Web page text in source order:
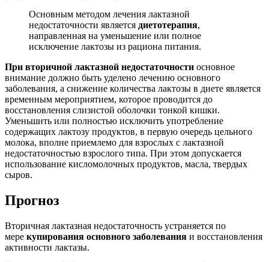
Основным методом лечения лактазной
недостаточности является диетотерапия,
направленная на уменьшение или полное
исключение лактозы из рациона питания.
При вторичной лактазной недостаточности основное
внимание должно быть уделено лечению основного
заболевания, а снижение количества лактозы в диете является
временным мероприятием, которое проводится до
восстановления слизистой оболочки тонкой кишки.
Уменьшить или полностью исключить употребление
содержащих лактозу продуктов, в первую очередь цельного
молока, вполне приемлемо для взрослых с лактазной
недостаточностью взрослого типа. При этом допускается
использование кисломолочных продуктов, масла, твердых
сыров.
Прогноз
Вторичная лактазная недостаточность устраняется по
мере купирования основного заболевания и восстановления
активности лактазы.